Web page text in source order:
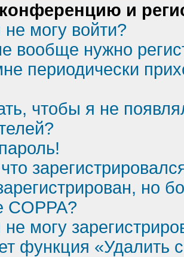
и
могу войти?
вообще нужно
периодически
чтобы я не
но
COPPA?
могу
функция «Удалить